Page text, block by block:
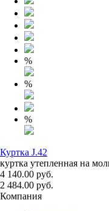
%
%
%
Куртка J.42
куртка утепленная на
4 140.00 руб.
2 484.00 руб.
Компания